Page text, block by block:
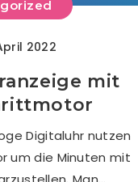
2022
mit
Digitaluhr nutzen
um die Minuten mit